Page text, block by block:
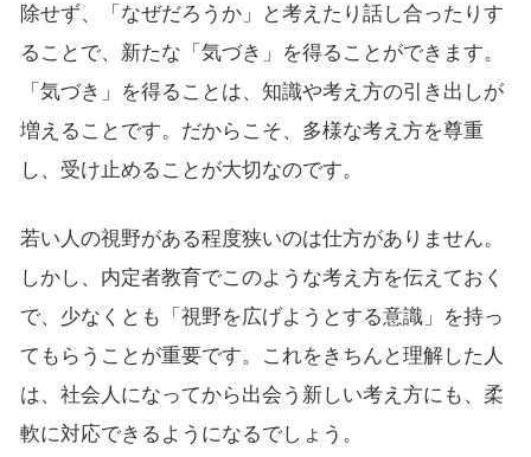
除せず、「なぜだろうか」と考えたり話し合ったりす
ることで、新たな「気づき」を得ることができます。
「気づき」を得ることは、知識や考え方の引き出しが
増えることです。だからこそ、多様な考え方を尊重
し、受け止めることが大切なのです。
若い人の視野がある程度狭いのは仕方がありません。
しかし、内定者教育でこのような考え方を伝えておく
で、少なくとも「視野を広げようとする意識」を持っ
てもらうことが重要です。これをきちんと理解した人
は、社会人になってから出会う新しい考え方にも、柔
軟に対応できるようになるでしょう。